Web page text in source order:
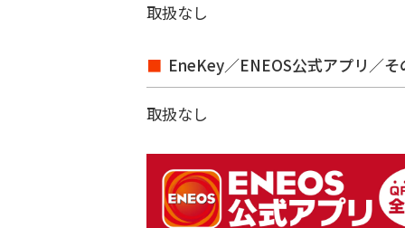
取扱なし
EneKey／ENEOS公式アプリ／そ
取扱なし